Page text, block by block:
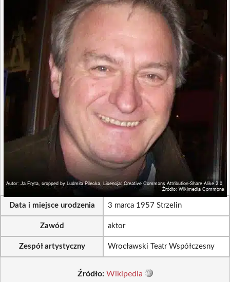
Data i miejsce urodzenia 3 marca 1957 Strzelin
Zawód aktor
Zespół artystyczny Wrocławski Teatr Współczesny
Źródło: Wikipedia